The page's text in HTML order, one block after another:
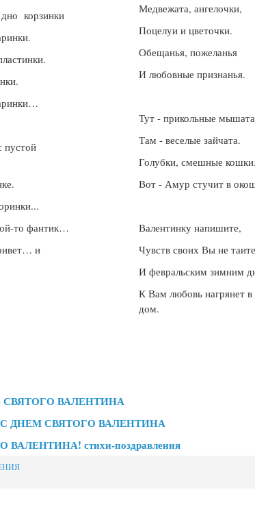
корзинки
то фантик…
и
Медвежата, ангелочки,
Поцелуи и цветочки.
Обещанья, пожеланья
И любовные признанья.
Тут - прикольные
Там - веселые зайчата.
Голубки, смешные кошки.
Вот - Амур стучит в
Валентинку напишите,
Чувств своих Вы не
И февральским зимним
К Вам любовь нагрянет в
дом.
СВЯТОГО ВАЛЕНТИНА
ДНЕМ СВЯТОГО ВАЛЕНТИНА
стихи-поздравления